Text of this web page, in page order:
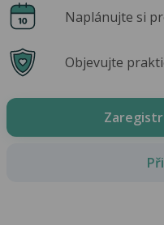
Naplánujte si
Objevujte